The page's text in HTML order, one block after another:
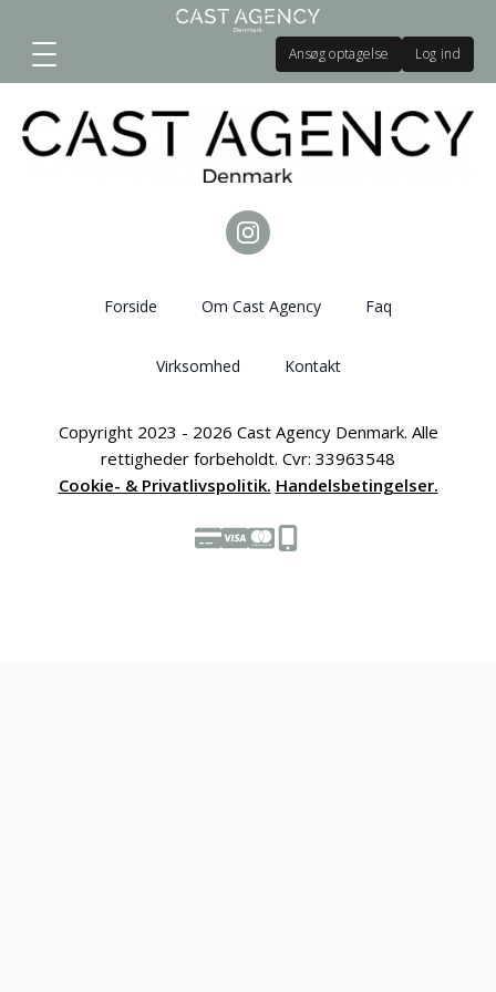
Ansøg optagelse Log ind
Forside Om Cast Agency Faq
Virksomhed Kontakt
Copyright 2023 - 2026 Cast Agency Denmark. Alle
rettigheder forbeholdt. Cvr: 33963548
Cookie- & Privatlivspolitik. Handelsbetingelser.